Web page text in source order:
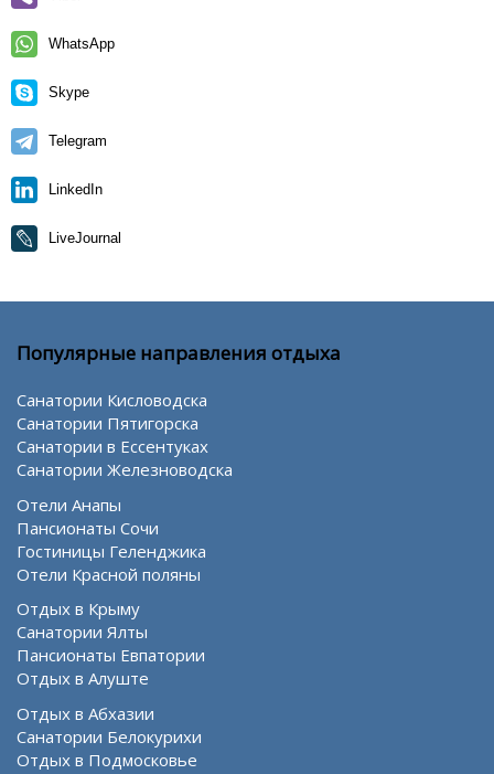
WhatsApp
Skype
Telegram
LinkedIn
LiveJournal
Популярные направления отдыха
Санатории Кисловодска
Санатории Пятигорска
Санатории в Ессентуках
Санатории Железноводска
Отели Анапы
Пансионаты Сочи
Гостиницы Геленджика
Отели Красной поляны
Отдых в Крыму
Санатории Ялты
Пансионаты Евпатории
Отдых в Алуште
Отдых в Абхазии
Санатории Белокурихи
Отдых в Подмосковье